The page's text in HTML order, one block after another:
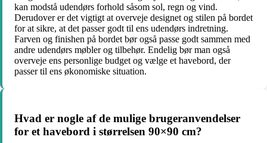
kan modstå udendørs forhold såsom sol, regn og vind.
Derudover er det vigtigt at overveje designet og stilen på bordet
for at sikre, at det passer godt til ens udendørs indretning.
Farven og finishen på bordet bør også passe godt sammen med
andre udendørs møbler og tilbehør. Endelig bør man også
overveje ens personlige budget og vælge et havebord, der
passer til ens økonomiske situation.
Hvad er nogle af de mulige brugeranvendelser
for et havebord i størrelsen 90×90 cm?